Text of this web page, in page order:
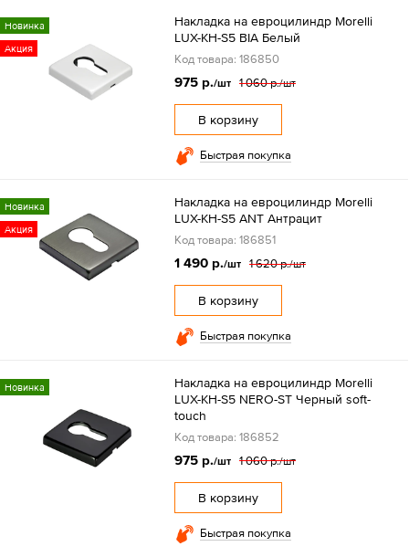
Новинка
Акция
Накладка на евроцилиндр Morelli
LUX-KH-S5 BIA Белый
Код товара: 186850
975 р./шт 1 060 р./шт
В корзину
Быстрая покупка
Новинка
Акция
Накладка на евроцилиндр Morelli
LUX-KH-S5 ANT Антрацит
Код товара: 186851
1 490 р./шт 1 620 р./шт
В корзину
Быстрая покупка
Новинка
Накладка на евроцилиндр Morelli
LUX-KH-S5 NERO-ST Черный soft-
touch
Код товара: 186852
975 р./шт 1 060 р./шт
В корзину
Быстрая покупка